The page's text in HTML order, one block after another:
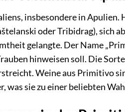
insbesondere in
oder Tribidrag), sich
gelangte. Der Name
hinweisen soll. Die
Weine aus Primitivo
was sie zu einer beliebten